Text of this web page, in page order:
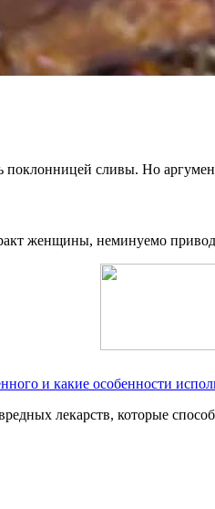
поклонницей сливы. Но
женщины, неминуемо
и какие особенности
лекарств, которые